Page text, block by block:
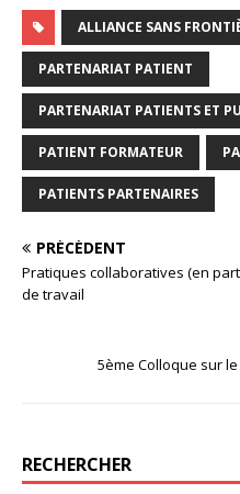
ALLIANCE SANS
PARTENARIAT PATIENT
PARTENARIAT PATIENTS ET
PATIENT FORMATEUR
PATIENTS PARTENAIRES
PRÉCÉDENT
Pratiques collaboratives (en
de travail
5ème Colloque sur
RECHERCHER